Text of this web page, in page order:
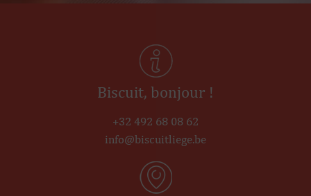
Biscuit, bonjour !
+32 492 68 08 62
info@biscuitliege.be